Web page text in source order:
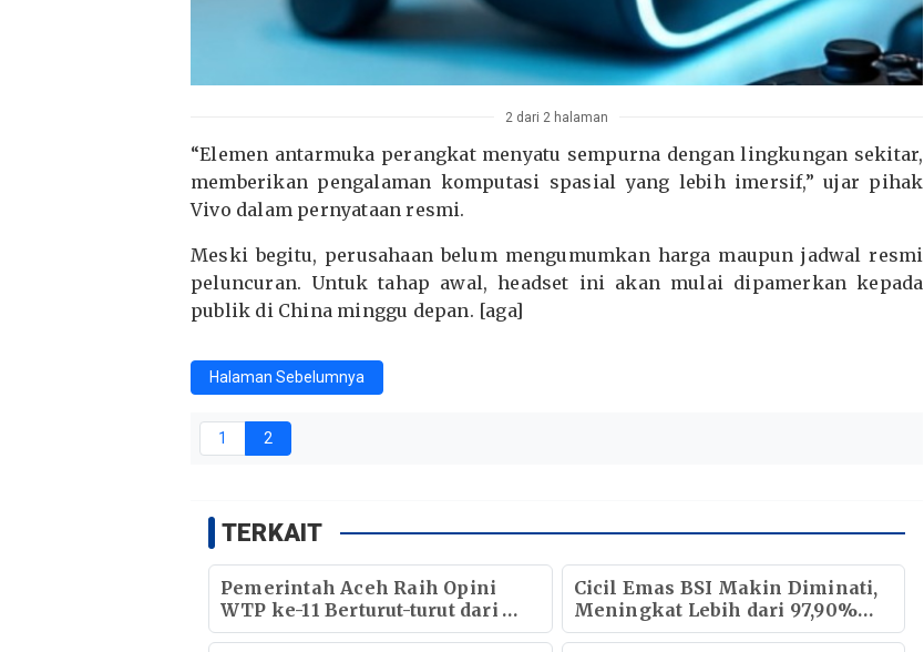
2 dari 2 halaman
“Elemen antarmuka perangkat menyatu sempurna dengan lingkungan sekitar,
memberikan pengalaman komputasi spasial yang lebih imersif,” ujar pihak
Vivo dalam pernyataan resmi.
Meski begitu, perusahaan belum mengumumkan harga maupun jadwal resmi
peluncuran. Untuk tahap awal, headset ini akan mulai dipamerkan kepada
publik di China minggu depan. [aga]
Halaman Sebelumnya
1 2
TERKAIT
Pemerintah Aceh Raih Opini
WTP ke-11 Berturut-turut dari
BPK RI
Cicil Emas BSI Makin Diminati,
Meningkat Lebih dari 97,90%
Setahun